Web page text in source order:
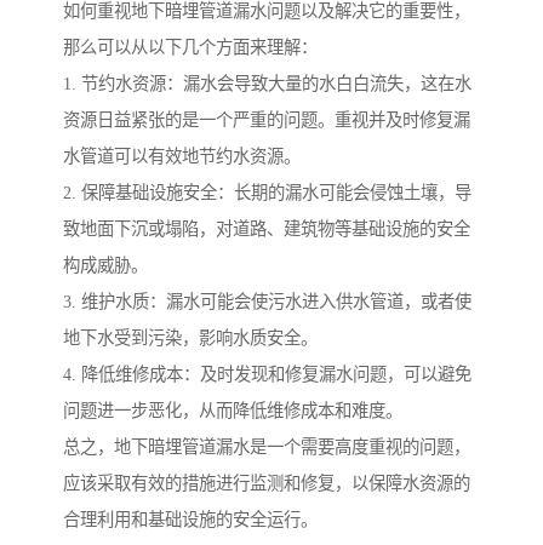
如何重视地下暗埋管道漏水问题以及解决它的重要性，
那么可以从以下几个方面来理解：
1. 节约水资源：漏水会导致大量的水白白流失，这在水
资源日益紧张的是一个严重的问题。重视并及时修复漏
水管道可以有效地节约水资源。
2. 保障基础设施安全：长期的漏水可能会侵蚀土壤，导
致地面下沉或塌陷，对道路、建筑物等基础设施的安全
构成威胁。
3. 维护水质：漏水可能会使污水进入供水管道，或者使
地下水受到污染，影响水质安全。
4. 降低维修成本：及时发现和修复漏水问题，可以避免
问题进一步恶化，从而降低维修成本和难度。
总之，地下暗埋管道漏水是一个需要高度重视的问题，
应该采取有效的措施进行监测和修复，以保障水资源的
合理利用和基础设施的安全运行。